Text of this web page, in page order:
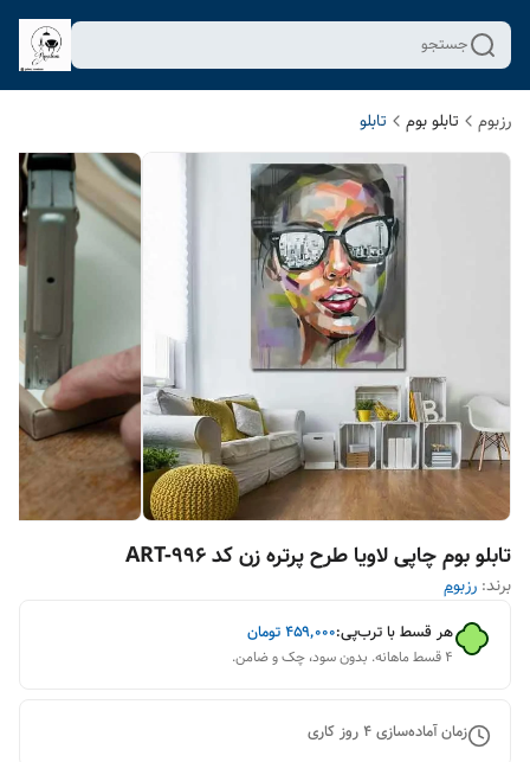
جستجو
رزبوم تابلو بوم تابلو
تابلو بوم چاپی لاویا طرح پرتره زن کد ART-996
برند: رزبوم
هر قسط با ترب‌پی:۴۵۹٬۰۰۰تومان
۴ قسط ماهانه. بدون سود، چک و ضامن.
زمان آماده‌سازی4روز کاری